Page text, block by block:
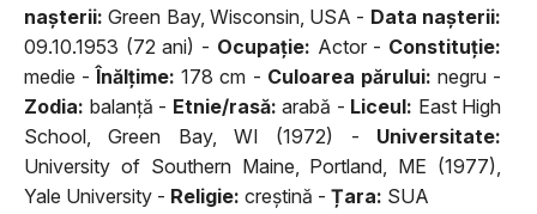
naşterii: Green Bay, Wisconsin, USA - Data naşterii:
09.10.1953 (72 ani) - Ocupaţie: Actor - Constituţie:
medie -Înălţime: 178 cm - Culoarea părului: negru -
Zodia: balanţă - Etnie/rasă: arabă - Liceul: East High
School, Green Bay, WI (1972) - Universitate:
University of Southern Maine, Portland, ME (1977),
Yale University - Religie: creştină - Țara: SUA